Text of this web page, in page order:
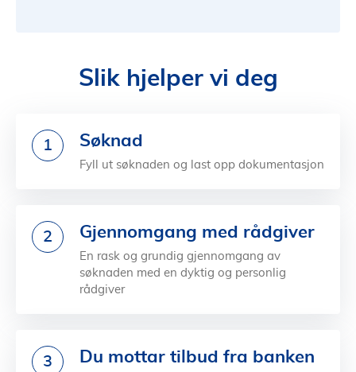
Slik hjelper vi deg
1 Søknad
Fyll ut søknaden og last opp dokumentasjon
2 Gjennomgang med rådgiver
En rask og grundig gjennomgang av
søknaden med en dyktig og personlig
rådgiver
3 Du mottar tilbud fra banken